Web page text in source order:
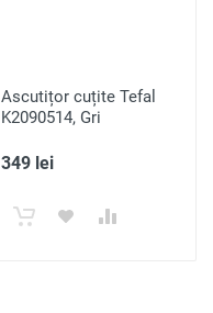
Ascutițor cuțite Tefal
K2090514, Gri
349 lei